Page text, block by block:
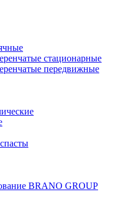
стационарные
передвижные
BRANO GROUP